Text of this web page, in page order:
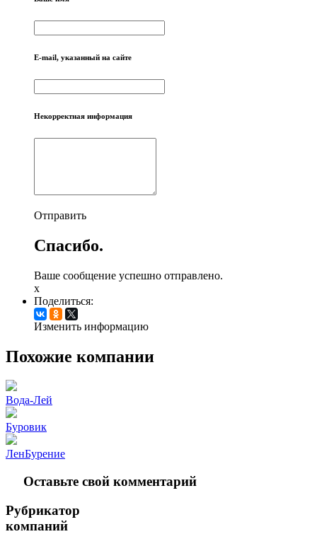
E-mail, указанный на сайте
Некорректная информация
Отправить
Спасибо.
Ваше сообщение успешно отправлено.
x
Поделиться:
Изменить информацию
Похожие компании
Вода-Лей
Буровик
ЛенБурение
Оставьте свой комментарий
Рубрикатор
компаний